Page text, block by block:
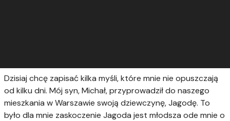
Dzisiaj chcę zapisać kilka myśli, które mnie nie opuszczają
od kilku dni. Mój syn, Michał, przyprowadził do naszego
mieszkania w Warszawie swoją dziewczynę, Jagodę. To
było dla mnie zaskoczenie Jagoda jest młodsza ode mnie o